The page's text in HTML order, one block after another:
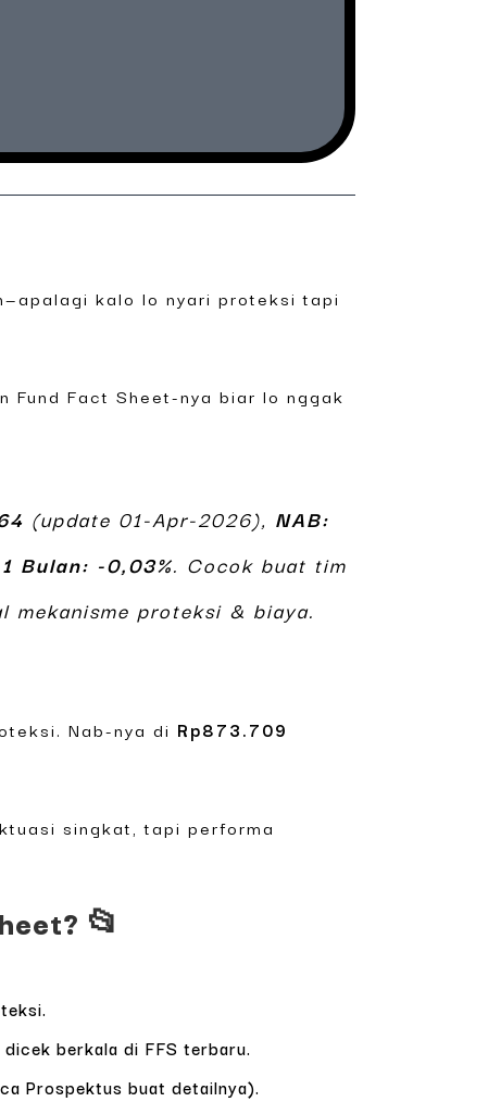
kalo lo nyari proteksi tapi
Fund Fact Sheet-nya biar lo nggak
(update 01-Apr-2026), NAB:
1 Bulan: -0,03%. Cocok buat tim
mekanisme proteksi & biaya.
Nab-nya di Rp873.709
singkat, tapi performa
📂
berkala di FFS terbaru.
Prospektus buat detailnya).